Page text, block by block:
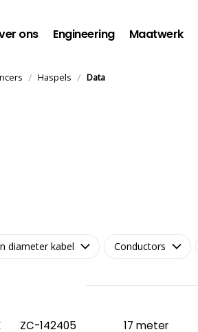
ons Engineering Maatwerk
/ Haspels / Data
diameter kabel Conductors
ZC-142405 17 meter